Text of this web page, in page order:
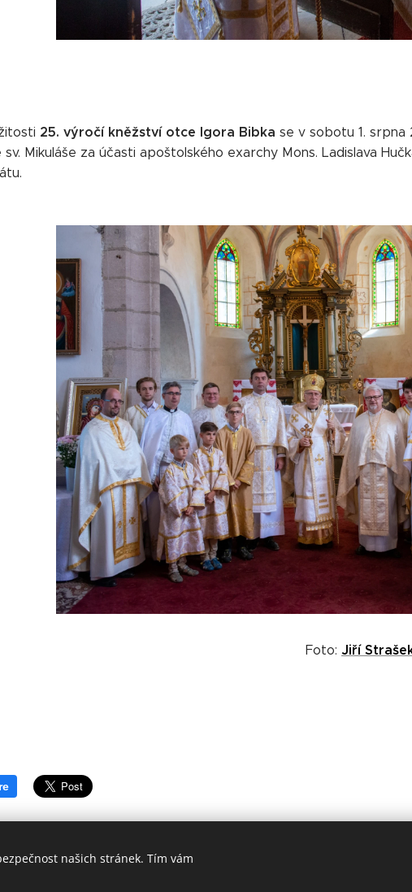
25. výročí kněžství otce Igora Bibka se v sobotu 1. srpna
Mikuláše za účasti apoštolského exarchy Mons. Ladislava
Foto: Jiří
našich stránek. Tím vám